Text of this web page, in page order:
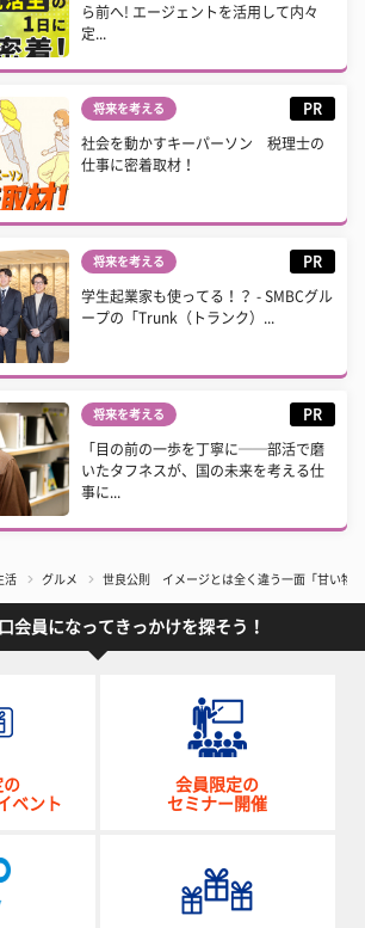
ら前へ! エージェントを活用して内々
定...
将来を考える PR
社会を動かすキーパーソン 税理士の
仕事に密着取材！
将来を考える PR
学生起業家も使ってる！？ - SMBCグル
ープの「Trunk（トランク）...
将来を考える PR
「目の前の一歩を丁寧に──部活で磨
いたタフネスが、国の未来を考える仕
事に...
活 グルメ 世良公則 イメージとは全く違う一面「甘い物
会員になってきっかけを探そう！
の
ベント
会員限定の
セミナー開催